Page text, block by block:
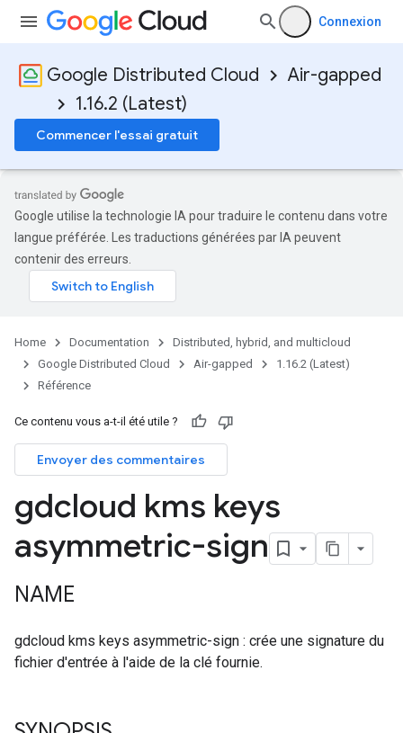
Connexion
Google Distributed Cloud
Air-gapped
1.16.2 (Latest)
Commencer l'essai gratuit
Google utilise la technologie IA pour traduire le contenu dans votre
langue préférée. Les traductions générées par IA peuvent
contenir des erreurs.
Home Documentation
Distributed, hybrid, and multicloud
Google Distributed Cloud
Air-gapped
1.16.2 (Latest)
Référence
Ce contenu vous a-t-il été utile ?
Envoyer des commentaires
gdcloud kms keys
asymmetric-sign
NAME
gdcloud kms keys asymmetric-sign : crée une signature du
fichier d'entrée à l'aide de la clé fournie.